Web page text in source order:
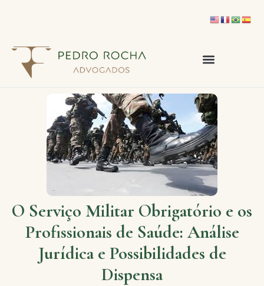
O Serviço Militar Obrigatório e os
Profissionais de Saúde: Análise
Jurídica e Possibilidades de
Dispensa